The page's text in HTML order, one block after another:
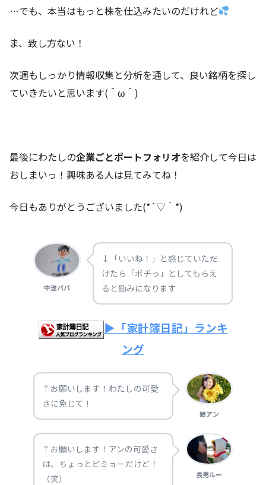
…でも、本当はもっと株を仕込みたいのだけれど
ま、致し方ない！
次週もしっかり情報収集と分析を通して、良い銘柄を探し
ていきたいと思います(＾ω＾)
最後にわたしの企業ごとポートフォリオを紹介して今日は
おしまいっ！興味ある人は見てみてね！
今日もありがとうございました(*´▽｀*)
中途パパ
↓「いいね！」と感じていただ
けたら「ポチっ」としてもらえ
ると励みになります
▶「家計簿日記」ランキ
ング
↑お願いします！わたしの可愛
さに免じて！
娘アン
↑お願いします！アンの可愛さ
は、ちょっとビミョーだけど！
（笑）
長男ルー